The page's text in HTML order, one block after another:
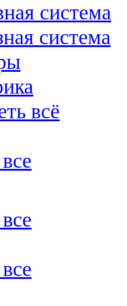
система
система
всё